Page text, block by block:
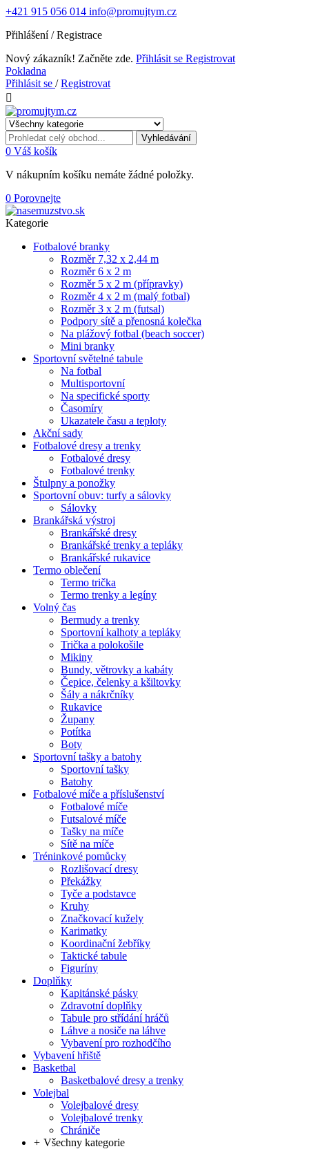
+421 915 056 014 info@promujtym.cz
Přihlášení / Registrace
Nový zákazník! Začněte zde. Přihlásit se Registrovat
Pokladna
Přihlásit se /Registrovat

Vyhledávání
0 Váš košík
V nákupním košíku nemáte žádné položky.
0 Porovnejte
Kategorie
Fotbalové branky
Rozměr 7,32 x 2,44 m
Rozměr 6 x 2 m
Rozměr 5 x 2 m (přípravky)
Rozměr 4 x 2 m (malý fotbal)
Rozměr 3 x 2 m (futsal)
Podpory sítě a přenosná kolečka
Na plážový fotbal (beach soccer)
Mini branky
Sportovní světelné tabule
Na fotbal
Multisportovní
Na specifické sporty
Časomíry
Ukazatele času a teploty
Akční sady
Fotbalové dresy a trenky
Fotbalové dresy
Fotbalové trenky
Štulpny a ponožky
Sportovní obuv: turfy a sálovky
Sálovky
Brankářská výstroj
Brankářské dresy
Brankářské trenky a tepláky
Brankářské rukavice
Termo oblečení
Termo trička
Termo trenky a legíny
Volný čas
Bermudy a trenky
Sportovní kalhoty a tepláky
Trička a polokošile
Mikiny
Bundy, větrovky a kabáty
Čepice, čelenky a kšiltovky
Šály a nákrčníky
Rukavice
Župany
Potítka
Boty
Sportovní tašky a batohy
Sportovní tašky
Batohy
Fotbalové míče a příslušenství
Fotbalové míče
Futsalové míče
Tašky na míče
Sítě na míče
Tréninkové pomůcky
Rozlišovací dresy
Překážky
Tyče a podstavce
Kruhy
Značkovací kužely
Karimatky
Koordinační žebříky
Taktické tabule
Figuríny
Doplňky
Kapitánské pásky
Zdravotní doplňky
Tabule pro střídání hráčů
Láhve a nosiče na láhve
Vybavení pro rozhodčího
Vybavení hřiště
Basketbal
Basketbalové dresy a trenky
Volejbal
Volejbalové dresy
Volejbalové trenky
Chrániče
+ Všechny kategorie